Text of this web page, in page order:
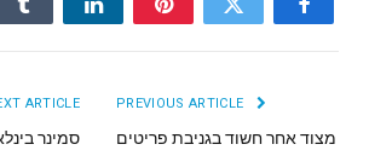
Facebook
Twitter
Pinterest
LinkedIn
מצוד אחר חשוד בגניבת פריטים
ARTICLE
סמינר